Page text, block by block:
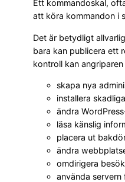
Ett kommandoskal,
att köra kommandon i
Det är betydligt
bara kan publicera ett
kontroll kan
skapa nya
installera
ändra
läsa känslig
placera ut
ändra
omdirigera
använda